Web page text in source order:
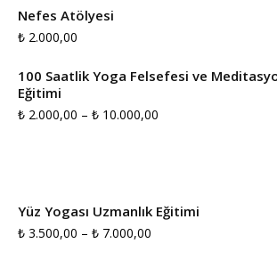
Nefes Atölyesi
₺ 2.000,00
100 Saatlik Yoga Felsefesi ve
Eğitimi
₺ 2.000,00 – ₺ 10.000,00
₺ 10.000,00
Yüz Yogası Uzmanlık Eğitimi
₺ 3.500,00 – ₺ 7.000,00